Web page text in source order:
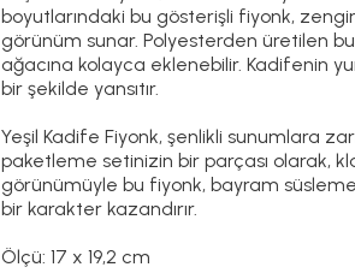
boyutlarındaki bu gösterişli fiyonk,
görünüm sunar. Polyesterden üretilen bu
ağacına kolayca eklenebilir. Kadifenin
bir şekilde yansıtır.
Yeşil Kadife Fiyonk, şenlikli sunumlara
paketleme setinizin bir parçası olarak,
görünümüyle bu fiyonk, bayram
bir karakter kazandırır.
Ölçü: 17 x 19,2 cm